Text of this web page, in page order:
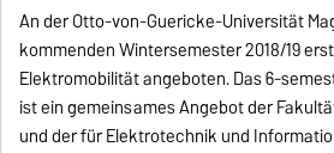
An der Otto-von-Guericke-Universität
kommenden Wintersemester 2018/19
Elektromobilität angeboten. Das 6-
ist ein gemeinsames Angebot der
und der für Elektrotechnik und